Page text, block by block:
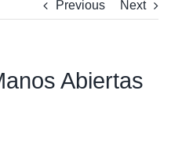
Previous Next
Abiertas